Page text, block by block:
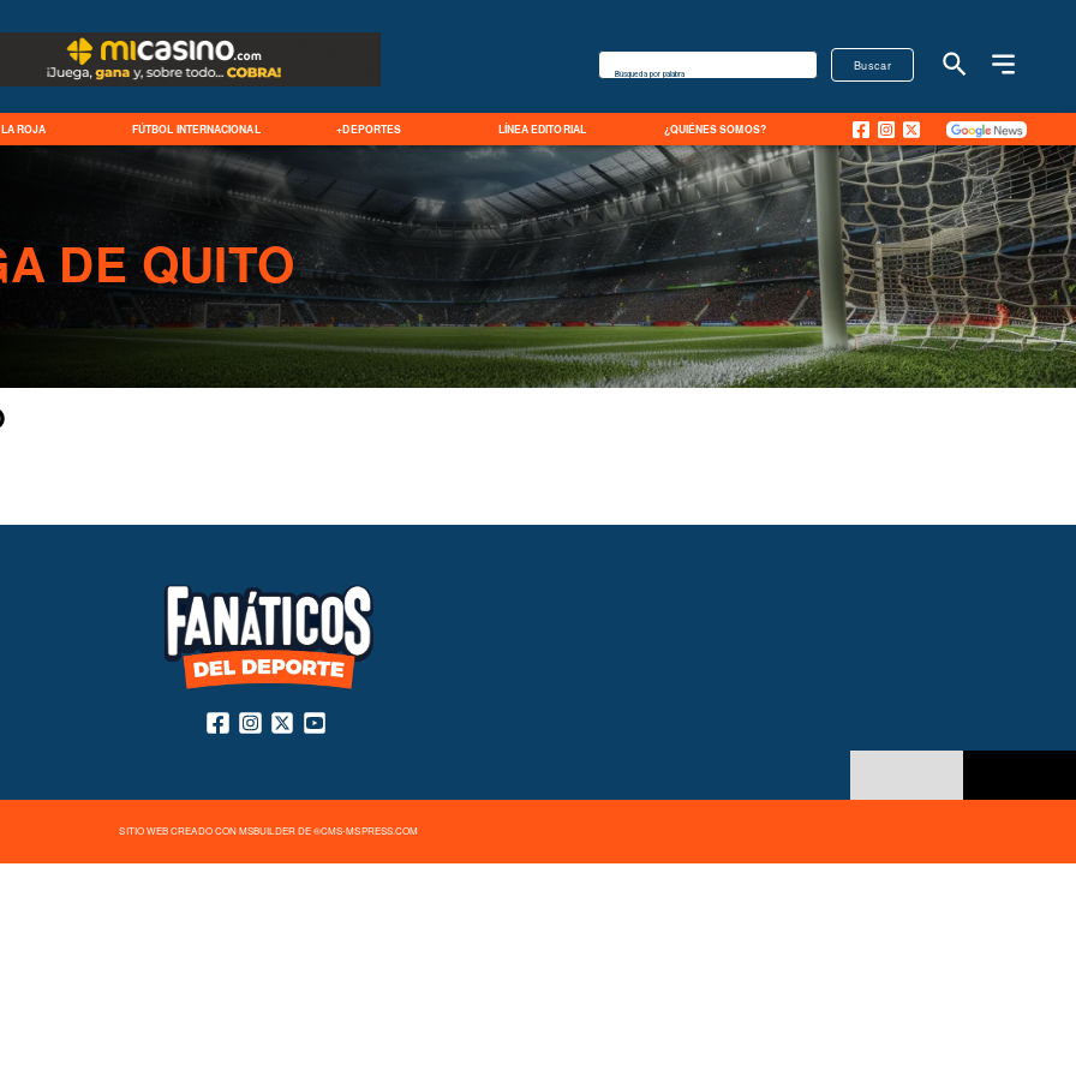
LA ROJA FÚTBOL INTERNACIONAL +DEPORTES LÍNEA EDITORIAL ¿QUIÉNES SOMOS?
Buscar
Búsqueda por palabra
DE QUITO
SITIO WEB CREADO CON MSBUILDER DE ®CMS-MSPRESS.COM